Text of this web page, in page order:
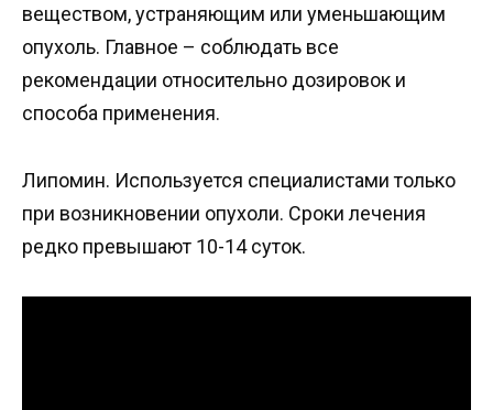
веществом, устраняющим или уменьшающим
опухоль. Главное – соблюдать все
рекомендации относительно дозировок и
способа применения.
Липомин. Используется специалистами только
при возникновении опухоли. Сроки лечения
редко превышают 10-14 суток.